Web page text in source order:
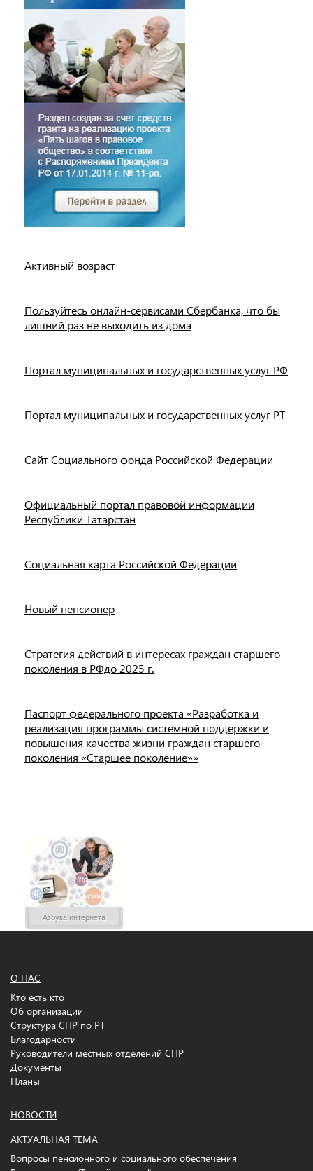
Активный возраст
Пользуйтесь онлайн-сервисами Сбербанка, что бы
лишний раз не выходить из дома
Портал муниципальных и государственных услуг РФ
Портал муниципальных и государственных услуг РТ
Сайт Социального фонда Российской Федерации
Официальный портал правовой информации
Республики Татарстан
Социальная карта Российской Федерации
Новый пенсионер
Стратегия действий в интересах граждан старшего
поколения в РФдо 2025 г.
Паспорт федерального проекта «Разработка и
реализация программы системной поддержки и
повышения качества жизни граждан старшего
поколения «Старшее поколение»»
Азбука интернета
О НАС
Кто есть кто
Об организации
Структура СПР по РТ
Благодарности
Руководители местных отделений СПР
Документы
Планы
НОВОСТИ
АКТУАЛЬНАЯ ТЕМА
Вопросы пенсионного и социального обеспечения